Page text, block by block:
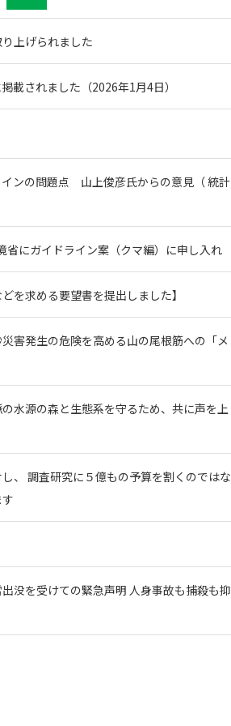
上げられました
載されました（2026年1月4日）
ンの問題点 山上俊彦氏からの意見（ 統計
にガイドライン案（クマ編）に申し入れ
を求める要望書を提出しました】
害発生の危険を高める山の尾根筋への「メ
水源の森と生態系を守るため、共に声を上
、 調査研究に５億もの予算を割くのではな
没を受けての緊急声明 人身事故も捕殺も抑